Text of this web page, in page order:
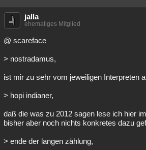
jalla
ehemaliges Mitglied
@ scareface
> nostradamus,
ist mir zu sehr vom jeweiligen Interpreten
> hopi indianer,
daß die was zu 2012 sagen lese ich hier
bisher aber noch nichts konkretes dazu
> ende der langen zählung,